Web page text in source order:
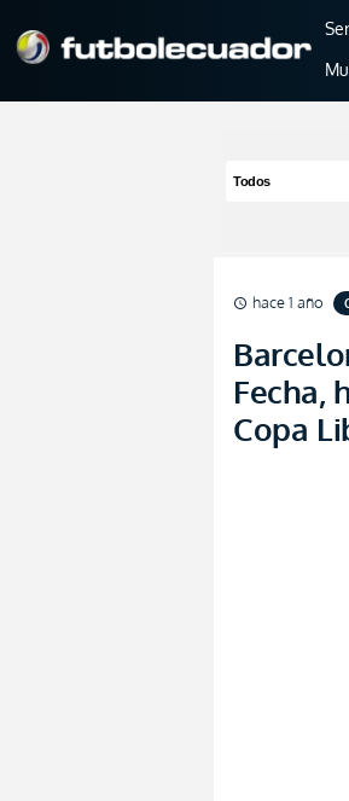
schedule hace 1 año
Fecha,
Copa